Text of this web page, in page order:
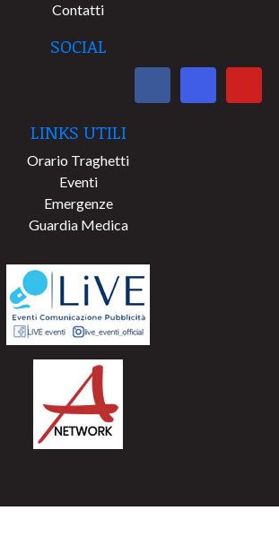
Contatti
SOCIAL
LINKS UTILI
Orario Traghetti
Eventi
Emergenze
Guardia Medica